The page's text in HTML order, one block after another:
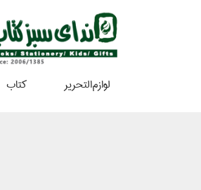
لوازم‌التحرير كتاب